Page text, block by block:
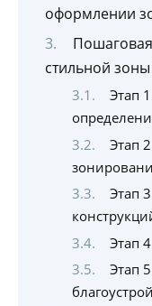
оформлении
стильной
Этап
Этап
Этап
Этап
Этап